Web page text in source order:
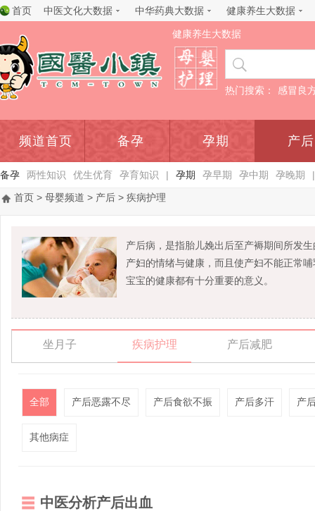
首页 中医文化大数据 中华药典大数据 健康养生大数据
健康养生大数据
热门搜索： 感冒良
频道首页 备孕 孕期 产后
备孕 两性知识 优生优育 孕育知识 | 孕期 孕早期 孕中期 孕晚期
|
首页 > 母婴频道 > 产后 > 疾病护理
产后病，是指胎儿娩出后至产褥期间所发
产妇的情绪与健康，而且使产妇不能正常
宝宝的健康都有十分重要的意义。
坐月子 疾病护理 产后减肥
全部 产后恶露不尽 产后食欲不振 产后多汗 产
其他病症
中医分析产后出血